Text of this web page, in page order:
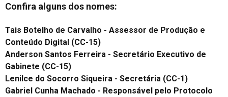
Confira alguns dos nomes:
Tais Botelho de Carvalho - Assessor de Produção e
Conteúdo Digital (CC-15)
Anderson Santos Ferreira - Secretário Executivo de
Gabinete (CC-15)
Lenilce do Socorro Siqueira - Secretária (CC-1)
Gabriel Cunha Machado - Responsável pelo Protocolo